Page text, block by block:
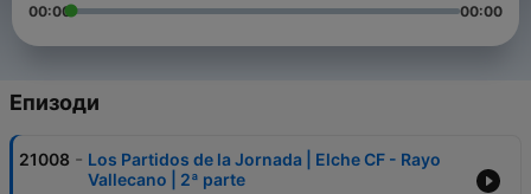
00:00 00:00
Епизоди
21008 - Los Partidos de la Jornada | Elche CF - Rayo
Vallecano | 2ª parte